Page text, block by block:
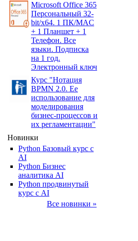
Microsoft Office 365
Персональный 32-
bit/x64. 1 ПК/MAC
+ 1 Планшет + 1
Телефон. Все
языки. Подписка
на 1 год.
Электронный ключ
Курс "Нотация
BPMN 2.0. Ее
использование для
моделирования
бизнес-процессов и
их регламентации"
Новинки
Python Базовый курс c
AI
Python Бизнес
аналитика AI
Python продвинутый
курс с AI
Все новинки »